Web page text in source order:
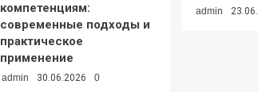
компетенциям:
современные подходы и
практическое
применение
admin 30.06.2026 0
admin